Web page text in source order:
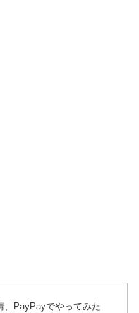
、PayPayでやってみた